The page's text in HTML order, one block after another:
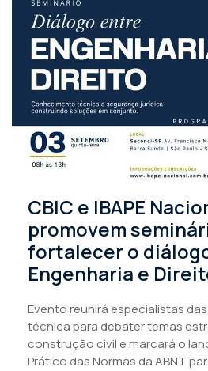
CBIC e IBAPE
promovem
fortalecer o
Engenharia e
Evento reunirá especialistas
técnica para debater temas
construção civil e marcará o
Prático das Normas da ABNT